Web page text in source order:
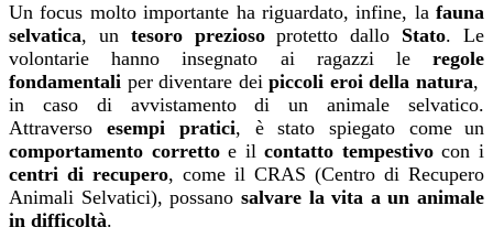
Un focus molto importante ha riguardato, infine, la fauna
selvatica, un tesoro preziosoprotetto dallo Stato.Le
volontarie hanno insegnato ai ragazzi le regole
fondamentali per diventare deipiccoli eroi della natura,
in caso di avvistamento di un animale selvatico.
Attraverso esempi pratici, è stato spiegato come un
comportamento correttoe ilcontatto tempestivocon i
centri di recupero, come il CRAS (Centro di Recupero
Animali Selvatici), possano salvare la vita a un animale
in difficoltà.